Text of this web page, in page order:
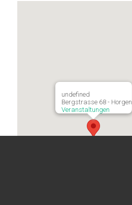
undefined
Bergstrasse 68 - Horgen
Veranstaltungen